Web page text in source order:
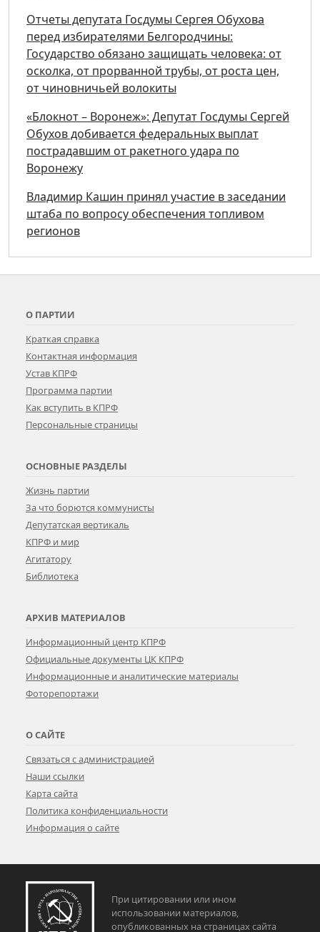
Отчеты депутата Госдумы Сергея Обухова
перед избирателями Белгородчины:
Государство обязано защищать человека: от
осколка, от прорванной трубы, от роста цен,
от чиновничьей волокиты
«Блокнот – Воронеж»: Депутат Госдумы Сергей
Обухов добивается федеральных выплат
пострадавшим от ракетного удара по
Воронежу
Владимир Кашин принял участие в заседании
штаба по вопросу обеспечения топливом
регионов
О ПАРТИИ
Краткая справка
Контактная информация
Устав КПРФ
Программа партии
Как вступить в КПРФ
Персональные страницы
ОСНОВНЫЕ РАЗДЕЛЫ
Жизнь партии
За что борются коммунисты
Депутатская вертикаль
КПРФ и мир
Агитатору
Библиотека
АРХИВ МАТЕРИАЛОВ
Информационный центр КПРФ
Официальные документы ЦК КПРФ
Информационные и аналитические материалы
Фоторепортажи
О САЙТЕ
Связаться с администрацией
Наши ссылки
Карта сайта
Политика конфиденциальности
Информация о сайте
При цитировании или ином
использовании материалов,
опубликованных на страницах сайта